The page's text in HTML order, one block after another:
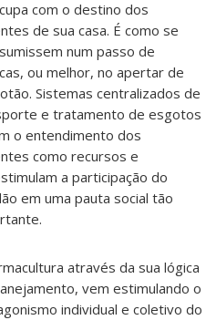
com o destino dos
de sua casa. É como se
num passo de
ou melhor, no apertar de
Sistemas centralizados de
e tratamento de esgotos
o entendimento dos
como recursos e
a participação do
em uma pauta social tão
através da sua lógica
vem estimulando o
individual e coletivo do